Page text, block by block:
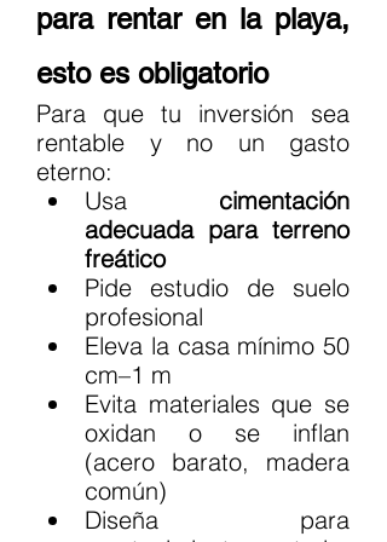
para rentar en la playa,
esto es obligatorio
Para que tu inversión sea
rentable y no un gasto
eterno:
Usa cimentación
adecuada para terreno
freático
Pide estudio de suelo
profesional
Eleva la casa mínimo 50
cm–1 m
Evita materiales que se
oxidan o se inflan
(acero barato, madera
común)
Diseña para